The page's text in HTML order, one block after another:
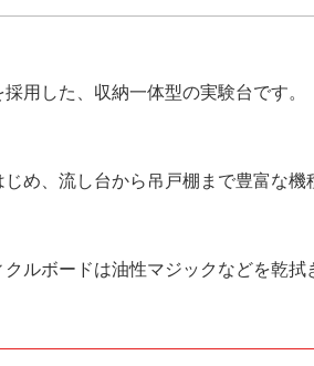
用した、収納一体型の実験台です。
め、流し台から吊戸棚まで豊富な
ルボードは油性マジックなどを乾